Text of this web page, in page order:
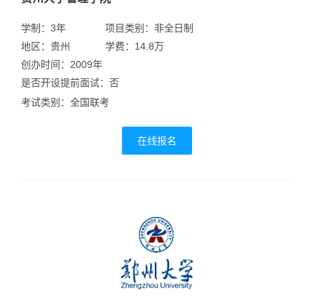
学制：3年
地区：贵州
项目类别：非全日制
学费：14.8万
创办时间：2009年
是否开设提前面试：否
考试类别：全国联考
在线报名